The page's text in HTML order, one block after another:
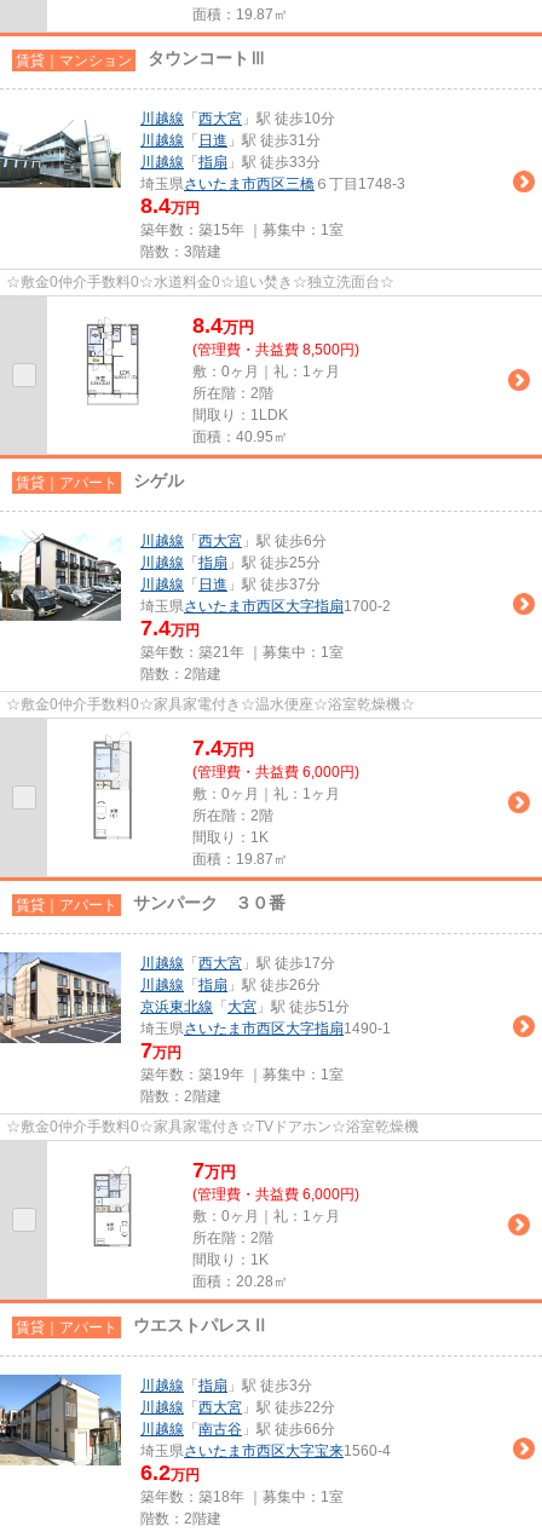
面積：19.87㎡
賃貸｜マンション タウンコートⅢ
川越線 「 西大宮 」駅 徒歩10分
川越線 「 日進 」駅 徒歩31分
川越線 「 指扇 」駅 徒歩33分
埼玉県さいたま市西区三橋 ６丁目1748-3
8.4万円
築年数：築15年 ｜募集中： 1室
階数：3階建
☆敷金0仲介手数料0☆水道料金0☆追い焚き☆独立洗面台☆
8.4万円
(管理費・共益費 8,500円)
敷：0ヶ月｜礼：1ヶ月
所在階：2階
間取り：1LDK
面積：40.95㎡
賃貸｜アパート シゲル
川越線 「 西大宮 」駅 徒歩6分
川越線 「 指扇 」駅 徒歩25分
川越線 「 日進 」駅 徒歩37分
埼玉県さいたま市西区大字指扇1700-2
7.4万円
築年数：築21年 ｜募集中： 1室
階数：2階建
☆敷金0仲介手数料0☆家具家電付き☆温水便座☆浴室乾燥機☆
7.4万円
(管理費・共益費 6,000円)
敷：0ヶ月｜礼：1ヶ月
所在階：2階
間取り：1K
面積：19.87㎡
賃貸｜アパート サンパーク ３０番
川越線 「 西大宮 」駅 徒歩17分
川越線 「 指扇 」駅 徒歩26分
京浜東北線 「 大宮 」駅 徒歩51分
埼玉県さいたま市西区大字指扇1490-1
7万円
築年数：築19年 ｜募集中： 1室
階数：2階建
☆敷金0仲介手数料0☆家具家電付き☆TVドアホン☆浴室乾燥機
7万円
(管理費・共益費 6,000円)
敷：0ヶ月｜礼：1ヶ月
所在階：2階
間取り：1K
面積：20.28㎡
賃貸｜アパート ウエストパレスⅡ
川越線 「 指扇 」駅 徒歩3分
川越線 「 西大宮 」駅 徒歩22分
川越線 「 南古谷 」駅 徒歩66分
埼玉県さいたま市西区大字宝来1560-4
6.2万円
築年数：築18年 ｜募集中： 1室
階数：2階建